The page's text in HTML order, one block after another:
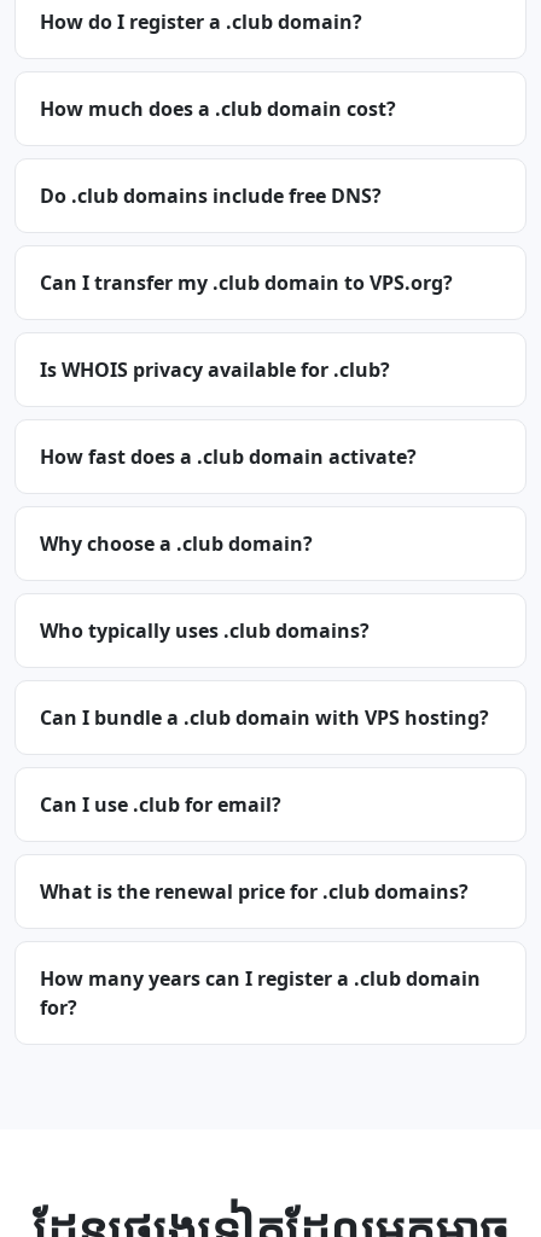
How do I register a .club domain?
How much does a .club domain cost?
Do .club domains include free DNS?
Can I transfer my .club domain to VPS.org?
Is WHOIS privacy available for .club?
How fast does a .club domain activate?
Why choose a .club domain?
Who typically uses .club domains?
Can I bundle a .club domain with VPS hosting?
Can I use .club for email?
What is the renewal price for .club domains?
How many years can I register a .club domain
for?